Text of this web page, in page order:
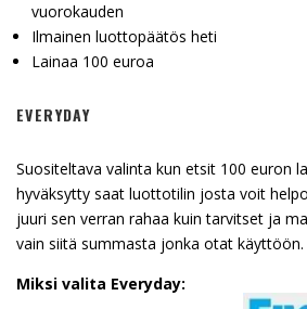
vuorokauden
Ilmainen luottopäätös heti
Lainaa 100 euroa
EVERYDAY
Suositeltava valinta kun etsit 100 euron
hyväksytty saat luottotilin josta voit
juuri sen verran rahaa kuin tarvitset ja
vain siitä summasta jonka otat käyttöön.
Miksi valita Everyday: